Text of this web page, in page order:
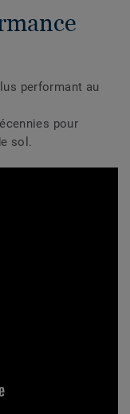
performant au
pour
sol.